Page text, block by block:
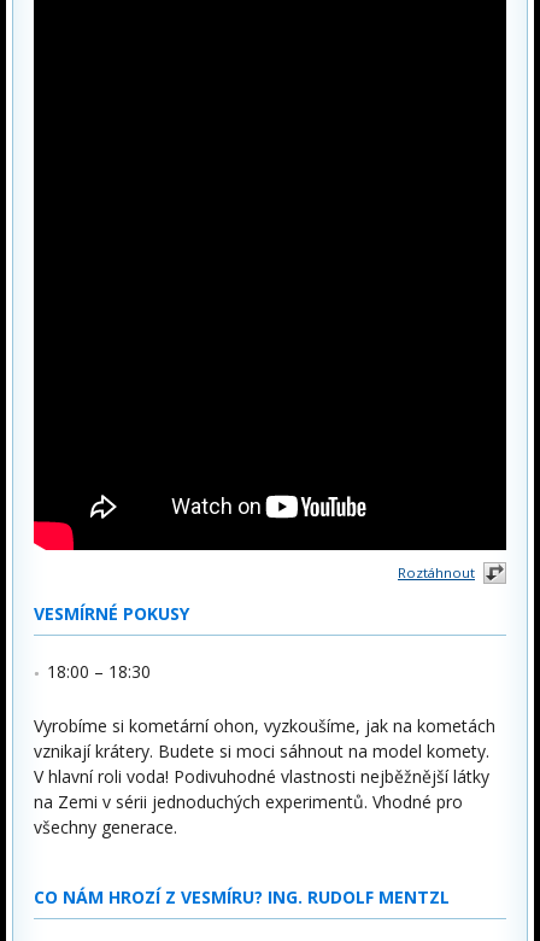
Roztáhnout
VESMÍRNÉ POKUSY
18:00 – 18:30
Vyrobíme si kometární ohon, vyzkoušíme, jak na kometách
vznikají krátery. Budete si moci sáhnout na model komety.
V hlavní roli voda! Podivuhodné vlastnosti nejběžnější látky
na Zemi v sérii jednoduchých experimentů. Vhodné pro
všechny generace.
CO NÁM HROZÍ Z VESMÍRU? ING. RUDOLF MENTZL